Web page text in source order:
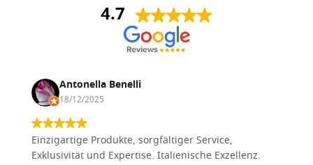
4.7
Antonella Benelli
18/12/2025
Einzigartige Produkte, sorgfältiger Service,
Exklusivität und Expertise. Italienische Exzellenz.